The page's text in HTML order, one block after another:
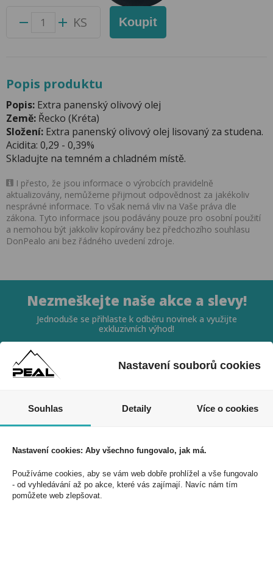
KS Koupit
Popis produktu
Popis: Extra panenský olivový olej
Země: Řecko (Kréta)
Složení: Extra panenský olivový olej lisovaný za studena.
Acidita: 0,29 - 0,39%
Skladujte na temném a chladném místě.
I přesto, že jsou informace o výrobcích pravidelně
aktualizovány, nemůžeme přijmout odpovědnost za jakékoliv
nesprávné informace. To však nemá vliv na Vaše práva dle
zákona. Tyto informace jsou podávány pouze pro osobní použití
a nemohou být jakkoliv kopírovány bez předchozího souhlasu
DonPealo ani bez řádného uvedení zdroje.
Nezmeškejte naše akce a slevy!
Jednoduše se přihlaste k odběru novinek a využijte
exkluzivních výhod!
PEAL a.s.
U Plynárny 412/101
Nastavení souborů cookies
Souhlas Detaily Více o cookies
Nastavení cookies: Aby všechno fungovalo, jak má.
Používáme cookies, aby se vám web dobře prohlížel a vše fungovalo
- od vyhledávání až po akce, které vás zajímají. Navíc nám tím
pomůžete web zlepšovat.